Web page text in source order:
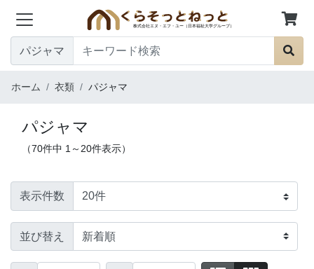
パジャマ
ホーム 衣類 パジャマ
パジャマ
（70件中 1～20件表示）
表示件数
並び替え